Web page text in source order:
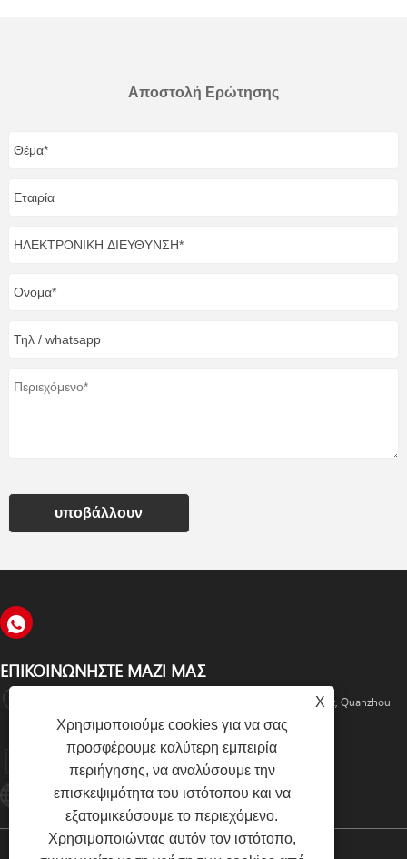
Αποστολή Ερώτησης
υποβάλλουν
ΕΠΙΚΟΙΝΩΝΉΣΤΕ ΜΑΖΊ ΜΑΣ
No.38, Fengying Road, Beifeng Industrial Zone, Fengze District, Quanzhou
City, Fujian Province, Κίνα
+86-595-22777735
Qzlcdz@126.com
X
Χρησιμοποιούμε cookies για να σας
προσφέρουμε καλύτερη εμπειρία
περιήγησης, να αναλύσουμε την
επισκεψιμότητα του ιστότοπου και να
εξατομικεύσουμε το περιεχόμενο.
Χρησιμοποιώντας αυτόν τον ιστότοπο,